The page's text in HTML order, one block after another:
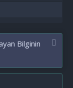
Bilginin